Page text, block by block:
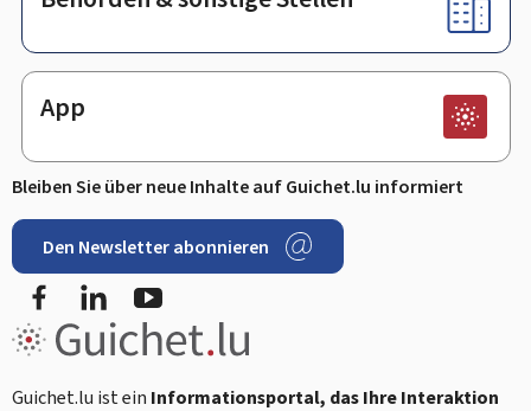
App
Bleiben Sie über neue Inhalte auf Guichet.lu informiert
Den Newsletter abonnieren
FacebookLinkedIn
Guichet.lu ist ein Informationsportal, das Ihre Interaktion